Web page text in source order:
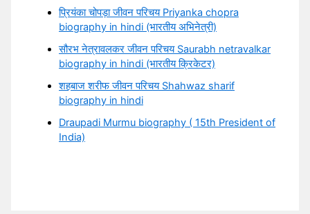
प्रियंका चोपड़ा जीवन परिचय Priyanka chopra
biography in hindi (भारतीय अभिनेत्री)
सौरभ नेत्रावलकर जीवन परिचय Saurabh netravalkar
biography in hindi (भारतीय क्रिकेटर)
शहबाज शरीफ जीवन परिचय Shahwaz sharif
biography in hindi
Draupadi Murmu biography ( 15th President of
India)